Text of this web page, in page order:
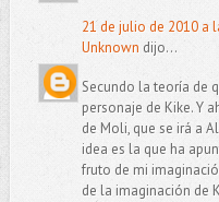
21 de julio de 2010 a
Unknown dijo...
Secundo la teoría de
personaje de Kike. Y
de Moli, que se irá a
idea es la que ha
fruto de mi
de la imaginación de